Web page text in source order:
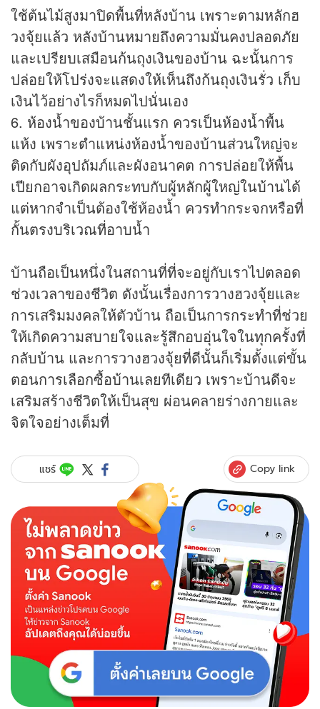
ใช้ต้นไม้สูงมาปิดพื้นที่หลังบ้าน เพราะตามหลักฮ
วงจุ้ยแล้ว หลังบ้านหมายถึงความมั่นคงปลอดภัย
และเปรียบเสมือนก้นถุงเงินของบ้าน ฉะนั้นการ
ปล่อยให้โปร่งจะแสดงให้เห็นถึงก้นถุงเงินรั่ว เก็บ
เงินไว้อย่างไรก็หมดไปนั่นเอง
6. ห้องน้ำของบ้านชั้นแรก ควรเป็นห้องน้ำพื้น
แห้ง เพราะตำแหน่งห้องน้ำของบ้านส่วนใหญ่จะ
ติดกับผังอุปถัมภ์และผังอนาคต การปล่อยให้พื้น
เปียกอาจเกิดผลกระทบกับผู้หลักผู้ใหญ่ในบ้านได้
แต่หากจำเป็นต้องใช้ห้องน้ำ ควรทำกระจกหรือที่
กั้นตรงบริเวณที่อาบน้ำ
บ้านถือเป็นหนึ่งในสถานที่ที่จะอยู่กับเราไปตลอด
ช่วงเวลาของชีวิต ดังนั้นเรื่องการวางฮวงจุ้ยและ
การเสริมมงคลให้ตัวบ้าน ถือเป็นการกระทำที่ช่วย
ให้เกิดความสบายใจและรู้สึกอบอุ่นใจในทุกครั้งที่
กลับบ้าน และการวางฮวงจุ้ยที่ดีนั้นก็เริ่มตั้งแต่ขั้น
ตอนการเลือกซื้อบ้านเลยทีเดียว เพราะบ้านดีจะ
เสริมสร้างชีวิตให้เป็นสุข ผ่อนคลายร่างกายและ
จิตใจอย่างเต็มที่
แชร์ Copy link